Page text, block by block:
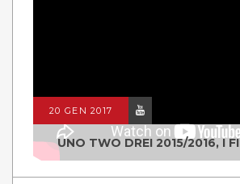
20 GEN 2017